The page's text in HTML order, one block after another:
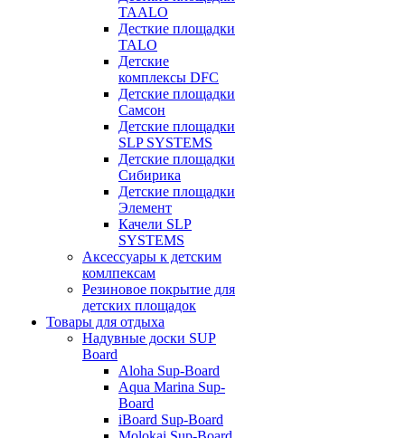
TAALO
Десткие площадки
TALO
Детские
комплексы DFC
Детские площадки
Самсон
Детские площадки
SLP SYSTEMS
Детские площадки
Сибирика
Детские площадки
Элемент
Качели SLP
SYSTEMS
Аксессуары к детским
комлпексам
Резиновое покрытие для
детских площадок
Товары для отдыха
Надувные доски SUP
Board
Aloha Sup-Board
Aqua Marina Sup-
Board
iBoard Sup-Board